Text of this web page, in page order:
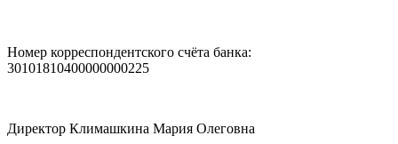
Номер корреспондентского счёта банка:
30101810400000000225
Директор Климашкина Мария Олеговна